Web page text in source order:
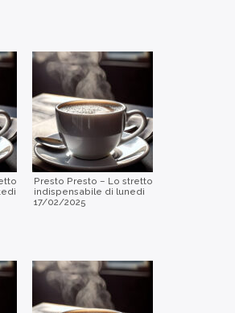
Presto Presto – Lo stretto
indispensabile di lunedì
17/02/2025